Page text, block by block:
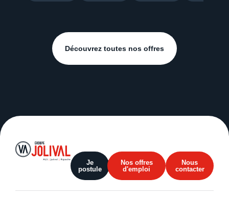
Découvrez toutes nos offres
Je
postule
Nos offres
d'emploi
Nous
contacter